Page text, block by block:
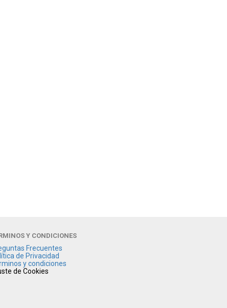
Y CONDICIONES
Frecuentes
de Privacidad
y condiciones
de Cookies